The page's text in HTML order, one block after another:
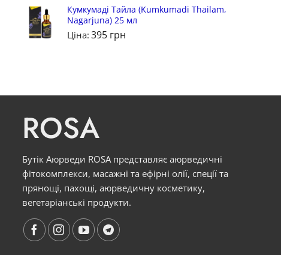
Кумкумаді Тайла (Kumkumadi Thailam,
Nagarjuna) 25 мл
Ціна: 395 грн
ROSA
Бутік Аюрведи ROSA представляє аюрведичні
фітокомплекси, масажні та ефірні олії, спеції та
прянощі, пахощі, аюрведичну косметику,
вегетаріанські продукти.